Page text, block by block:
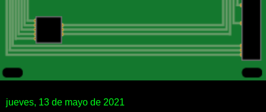
jueves, 13 de mayo de 2021